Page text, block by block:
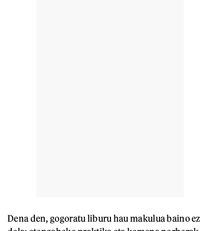
Dena den, gogoratu liburu hau makulua baino ez